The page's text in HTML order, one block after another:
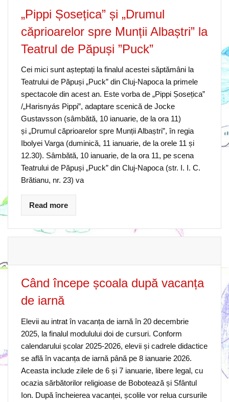
„Pippi Șosețica” și „Drumul
căprioarelor spre Munții Albaștri” la
Teatrul de Păpuși ”Puck”
Cei mici sunt așteptați la finalul acestei săptămâni la
Teatrului de Păpuși „Puck” din Cluj-Napoca la primele
spectacole din acest an. Este vorba de „Pippi Șosețica”
/„Harisnyás Pippi”, adaptare scenică de Jocke
Gustavsson (sâmbătă, 10 ianuarie, de la ora 11)
și „Drumul căprioarelor spre Munții Albaștri”, în regia
Ibolyei Varga (duminică, 11 ianuarie, de la orele 11 și
12.30). Sâmbătă, 10 ianuarie, de la ora 11, pe scena
Teatrului de Păpuși „Puck” din Cluj-Napoca (str. I. I. C.
Brătianu, nr. 23) va
Read more
Când începe școala după vacanța
de iarnă
Elevii au intrat în vacanța de iarnă în 20 decembrie
2025, la finalul modulului doi de cursuri. Conform
calendarului școlar 2025-2026, elevii și cadrele didactice
se află în vacanța de iarnă până pe 8 ianuarie 2026.
Aceasta include zilele de 6 și 7 ianuarie, libere legal, cu
ocazia sărbătorilor religioase de Bobotează și Sfântul
Ion. După încheierea vacanței, școlile vor relua cursurile